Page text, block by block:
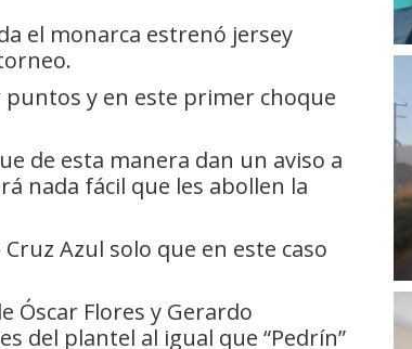
el monarca estrenó jersey
puntos y en este primer choque
de esta manera dan un aviso a
nada fácil que les abollen la
Azul solo que en este caso
Óscar Flores y Gerardo
del plantel al igual que “Pedrín”